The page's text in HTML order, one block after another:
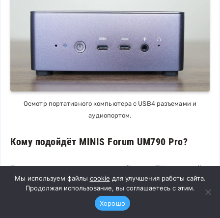
Осмотр портативного компьютера с USB4 разъемами и
аудиопортом.
Кому подойдёт MINIS Forum UM790 Pro?
Если вы ищете универсальный мини ПК, который
можно использовать идля игр, и для работы, и для
мультимедийных задач, то это хороший вариант. Я
советую его тем, кто хочет заменить громоздкий
Мы используем файлы cookie для улучшения работы сайта.
Продолжая использование, вы соглашаетесь с этим.
Хорошо